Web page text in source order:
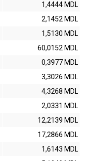
1,4444 MDL
2,1452 MDL
1,5130 MDL
60,0152 MDL
0,3977 MDL
3,3026 MDL
4,3268 MDL
2,0331 MDL
12,2139 MDL
17,2866 MDL
1,6143 MDL